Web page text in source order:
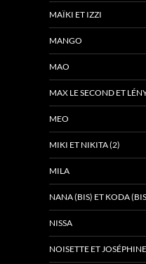
MAÏKI ET IZZI
MANGO
MAO
MAX LE SECOND ET
MEO
MIKI ET NIKITA (2)
MILA
NANA (BIS) ET KODA
NISSA
NOISETTE ET